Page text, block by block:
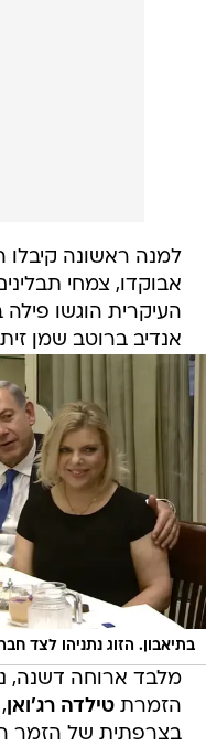
למנה ראשונה קיבלו
אבוקדו, צמחי
העיקרית הוגשו
אנדיב ברוטב שמן זית
בתיאבון. הזוג נתניהו לצד
מלבד ארוחה דשנה,
הזמרתטילדה רג'ואן
בצרפתית של הזמר